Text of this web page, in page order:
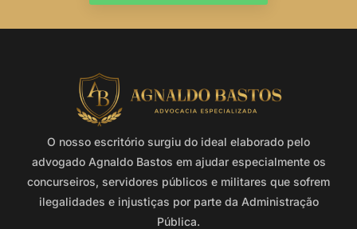
O nosso escritório surgiu do ideal elaborado pelo
advogado Agnaldo Bastos em ajudar especialmente os
concurseiros, servidores públicos e militares que sofrem
ilegalidades e injustiças por parte da Administração
Pública.